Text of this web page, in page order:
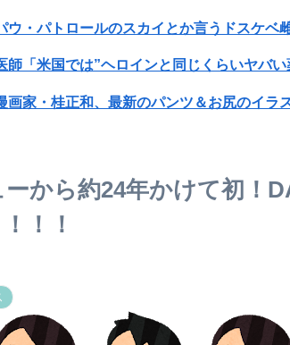
ウ・パトロールのスカイとか言うドスケベ
師「米国では”ヘロインと同じくらいヤバ
イのパッパ、会社でナンバーツーになった
、セコカンになる
験率が過去最少の21%へ低下！タイムズ会
さんが職場の弱男と連絡先交換してしま
から約24年かけて初！
！！